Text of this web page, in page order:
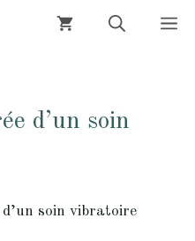
d’un soin
soin vibratoire